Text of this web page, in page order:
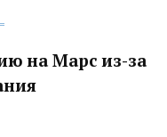
на Марс из-за